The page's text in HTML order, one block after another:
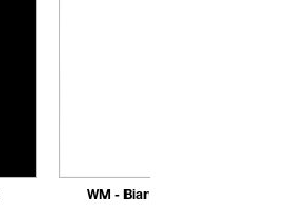
WM - Bianco Opaco